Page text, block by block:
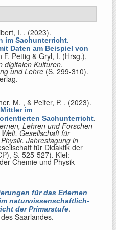
I. . (2023).
im Sachunterricht.
Daten am Beispiel von
F. Pettig & Gryl, I. (Hrsg.),
digitalen Kulturen.
und Lehre (S. 299-310).
M. , & Peifer, P. . (2023).
im
Sachunterricht.
Lehren und Forschen
Gesellschaft für
Jahrestagung in
für Didaktik der
S. 525-527). Kiel:
Chemie und Physik
für das Erlernen
naturwissenschaftlich-
der Primarstufe.
Saarlandes.